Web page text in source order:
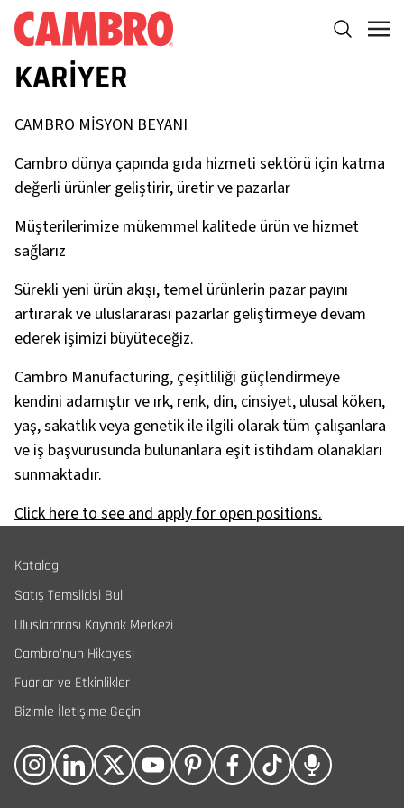
KARIYER
CAMBRO MİSYON BEYANI
Cambro dünya çapında gıda hizmeti sektörü için katma
değerli ürünler geliştirir, üretir ve pazarlar
Müşterilerimize mükemmel kalitede ürün ve hizmet
sağlarız
Sürekli yeni ürün akışı, temel ürünlerin pazar payını
artırarak ve uluslararası pazarlar geliştirmeye devam
ederek işimizi büyüteceğiz.
Cambro Manufacturing, çeşitliliği güçlendirmeye
kendini adamıştır ve ırk, renk, din, cinsiyet, ulusal köken,
yaş, sakatlık veya genetik ile ilgili olarak tüm çalışanlara
ve iş başvurusunda bulunanlara eşit istihdam olanakları
sunmaktadır.
Click here to see and apply for open positions.
Katalog
Satış Temsilcisi Bul
Uluslararası Kaynak Merkezi
Cambro'nun Hikayesi
Fuarlar ve Etkinlikler
Bizimle İletişime Geçin